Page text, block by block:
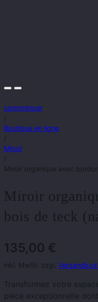
commencer
/
Boutique en ligne
/
Miroir
/
Miroir organique avec
Miroir
bois de teck
135,00 €
inkl. MwSt. zzgl.
Transformez votre
pièce exceptionnelle